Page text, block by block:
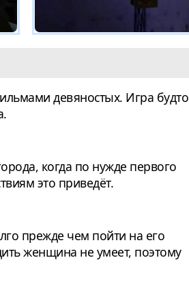
девяностых. Игра будто
когда по нужде первого
это приведёт.
прежде чем пойти на его
женщина не умеет, поэтому